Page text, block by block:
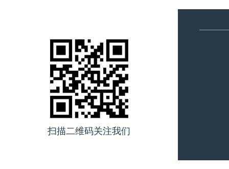
扫描二维码关注我们